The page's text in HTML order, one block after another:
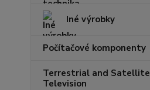
Iné výrobky
Počítačové komponenty
Terrestrial and Satellite
Television